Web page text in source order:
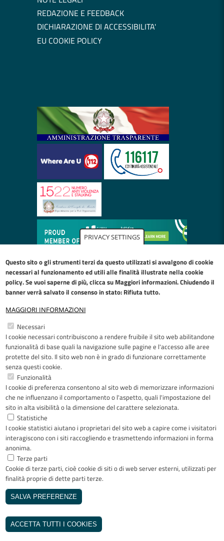
PRIVACY SETTINGS
Questo sito o gli strumenti terzi da questo utilizzati si avvalgono di cookie
necessari al funzionamento ed utili alle finalità illustrate nellacookie
policy. Se vuoi saperne di più, clicca su Maggiori informazioni. Chiudendo il
banner verrà salvato il consenso in stato: Rifiuta tutto.
MAGGIORI INFORMAZIONI
Necessari
I cookie necessari contribuiscono a rendere fruibile il sito web abilitandone
funzionalità di base quali la navigazione sulle pagine e l'accesso alle aree
protette del sito. Il sito web non è in grado di funzionare correttamente
senza questi cookie.
Funzionalità
I cookie di preferenza consentono al sito web di memorizzare informazioni
che ne influenzano il comportamento o l'aspetto, quali l'impostazione del
sito in alta visibilità o la dimensione del carattere selezionata.
Statistiche
I cookie statistici aiutano i proprietari del sito web a capire come i visitatori
interagiscono con i siti raccogliendo e trasmettendo informazioni in forma
anonima.
Terze parti
Cookie di terze parti, cioè cookie di siti o di web server esterni, utilizzati per
finalità proprie di dette parti terze.
SALVA PREFERENZE
ACCETTA TUTTI I COOKIES
REDAZIONE E FEEDBACK
DICHIARAZIONE DI ACCESSIBILITA'
EU COOKIE POLICY
Restiamo in contatto
FacebookYouTubeLinkedInInstagram
Riconoscimenti
Copyright © 2005-2023 - ASST Papa
Giovanni XXIII - Piazza OMS 1 24127
Bergamo - Tutti i diritti riservati